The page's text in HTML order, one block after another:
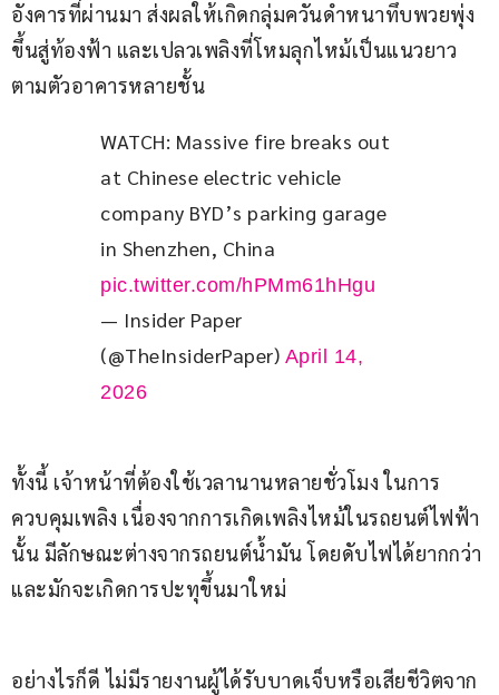
อังคารที่ผ่านมา ส่งผลให้เกิดกลุ่มควันดำหนาทึบพวยพุ่ง
ขึ้นสู่ท้องฟ้า และเปลวเพลิงที่โหมลุกไหม้เป็นแนวยาว
ตามตัวอาคารหลายชั้น
WATCH: Massive fire breaks out
at Chinese electric vehicle
company BYD’s parking garage
in Shenzhen, China
pic.twitter.com/hPMm61hHgu
— Insider Paper
(@TheInsiderPaper) April 14,
2026
ทั้งนี้ เจ้าหน้าที่ต้องใช้เวลานานหลายชั่วโมง ในการ
ควบคุมเพลิง เนื่องจากการเกิดเพลิงไหม้ในรถยนต์ไฟฟ้า
นั้น มีลักษณะต่างจากรถยนต์น้ำมัน โดยดับไฟได้ยากกว่า
และมักจะเกิดการปะทุขึ้นมาใหม่
อย่างไรก็ดี ไม่มีรายงานผู้ได้รับบาดเจ็บหรือเสียชีวิตจาก